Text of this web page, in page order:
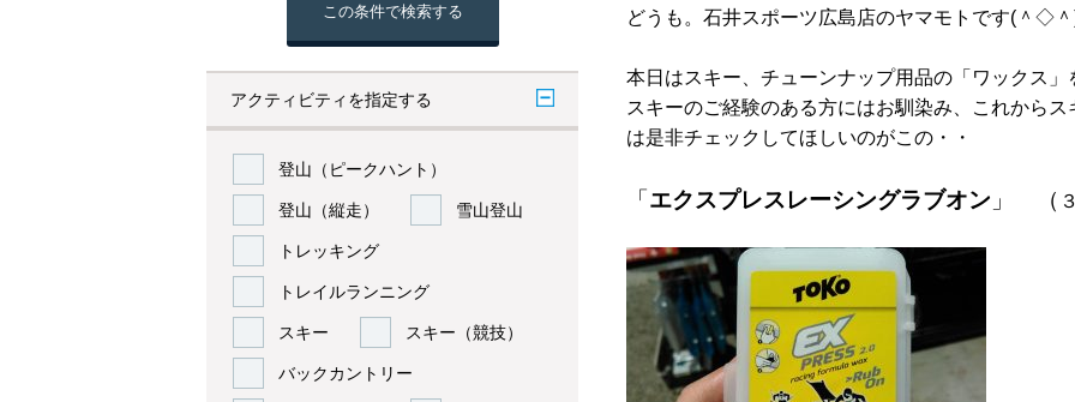
この条件で検索する
アクティビティを指定する
登山（ピークハント）
登山（縦走） 雪山登山
トレッキング
トレイルランニング
スキー スキー（競技）
バックカントリー
どうも。石井スポーツ広島店のヤマモトです(＾◇
本日はスキー、チューンナップ用品の「ワックス」
スキーのご経験のある方にはお馴染み、これから
は是非チェックしてほしいのがこの・・
「 エクスプレスレーシングラブオン 」 （